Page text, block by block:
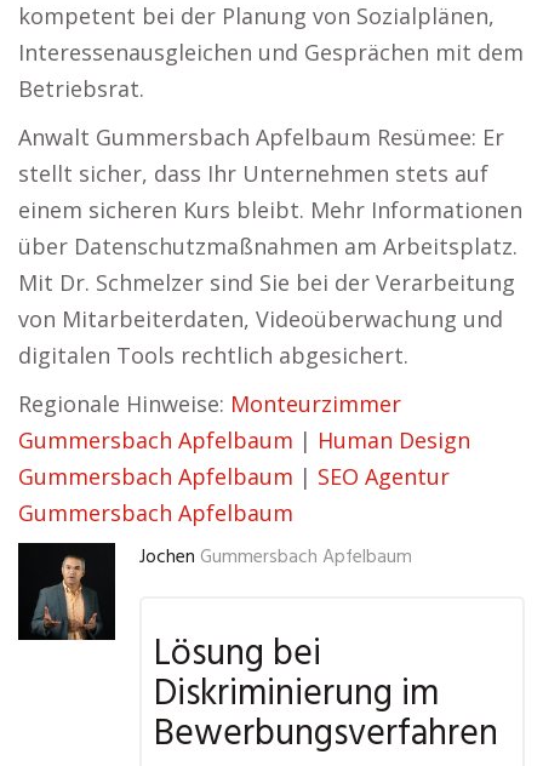
kompetent bei der Planung von Sozialplänen,
Interessenausgleichen und Gesprächen mit dem
Betriebsrat.
Anwalt Gummersbach Apfelbaum Resümee: Er
stellt sicher, dass Ihr Unternehmen stets auf
einem sicheren Kurs bleibt. Mehr Informationen
über Datenschutzmaßnahmen am Arbeitsplatz.
Mit Dr. Schmelzer sind Sie bei der Verarbeitung
von Mitarbeiterdaten, Videoüberwachung und
digitalen Tools rechtlich abgesichert.
Regionale Hinweise: Monteurzimmer
Gummersbach Apfelbaum | Human Design
Gummersbach Apfelbaum | SEO Agentur
Gummersbach Apfelbaum
Jochen Gummersbach Apfelbaum
Lösung bei
Diskriminierung im
Bewerbungsverfahren